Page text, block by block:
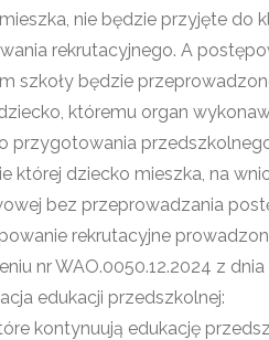
nie będzie przyjęte do
rekrutacyjnego. A
szkoły będzie
któremu organ
przygotowania
której dziecko mieszka, na
bez przeprowadzania
rekrutacyjne
nr WAO.0050.12.2024 z
edukacji przedszkolnej:
kontynuują edukację